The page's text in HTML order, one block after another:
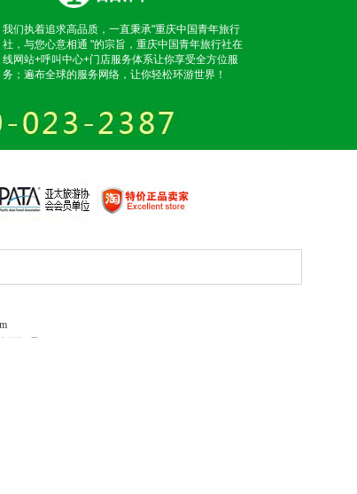
我们执着追求高品质，一直秉承"重庆中国青年旅行
社，与您心意相通 "的宗旨，重庆中国青年旅行社在
线网站+呼叫中心+门店服务体系让你享受全方位服
务；遍布全球的服务网络，让你轻松环游世界！